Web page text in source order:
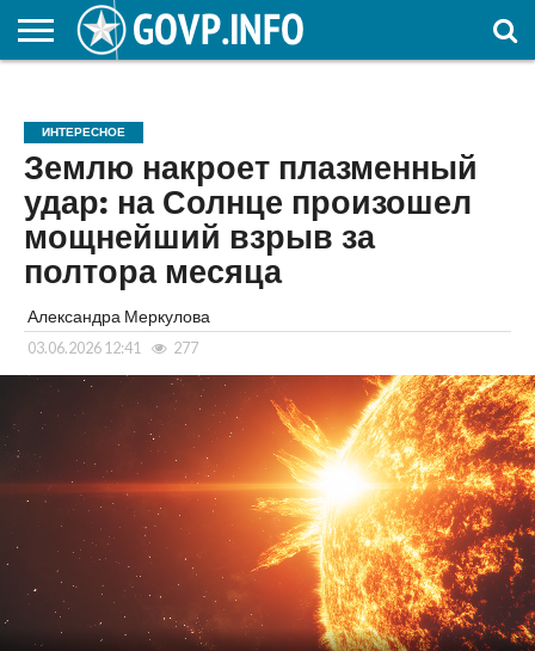
ОБРАЗОВАНИЕ
ИНТЕРЕСНОЕ
Землю накроет плазменный
удар: на Солнце произошел
мощнейший взрыв за
полтора месяца
Александра Меркулова
03.06.2026 12:41 277